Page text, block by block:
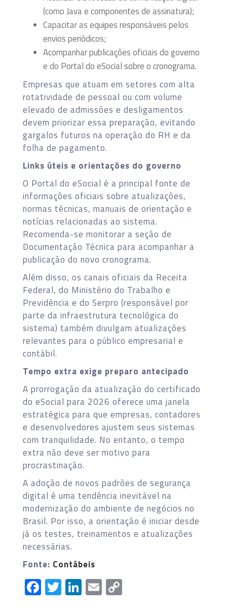
(como Java e componentes de assinatura);
Capacitar as equipes responsáveis pelos
envios periódicos;
Acompanhar publicações oficiais do governo
e do Portal do eSocial sobre o cronograma.
Empresas que atuam em setores com alta
rotatividade de pessoal ou com volume
elevado de admissões e desligamentos
devem priorizar essa preparação, evitando
gargalos futuros na operação do RH e da
folha de pagamento.
Links úteis e orientações do governo
O Portal do eSocial é a principal fonte de
informações oficiais sobre atualizações,
normas técnicas, manuais de orientação e
notícias relacionadas ao sistema.
Recomenda-se monitorar a seção de
Documentação Técnica para acompanhar a
publicação do novo cronograma.
Além disso, os canais oficiais da Receita
Federal, do Ministério do Trabalho e
Previdência e do Serpro (responsável por
parte da infraestrutura tecnológica do
sistema) também divulgam atualizações
relevantes para o público empresarial e
contábil.
Tempo extra exige preparo antecipado
A prorrogação da atualização do certificado
do eSocial para 2026 oferece uma janela
estratégica para que empresas, contadores
e desenvolvedores ajustem seus sistemas
com tranquilidade. No entanto, o tempo
extra não deve ser motivo para
procrastinação.
A adoção de novos padrões de segurança
digital é uma tendência inevitável na
modernização do ambiente de negócios no
Brasil. Por isso, a orientação é iniciar desde
já os testes, treinamentos e atualizações
necessárias.
Fonte: Contábeis
Facebook
Twitter
LinkedIn
Email